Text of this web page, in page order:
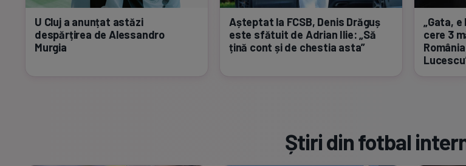
U Cluj a anunțat astăzi
despărțirea de Alessandro
Murgia
Așteptat la FCSB, Denis Drăguș
este sfătuit de Adrian Ilie: „Să
țină cont și de chestia asta”
„Gata, e
cere 3
Știri din fotbal